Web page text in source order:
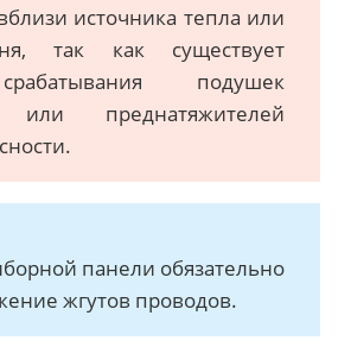
источника тепла или
так как существует
подушек
или преднатяжителей
панели обязательно
жгутов проводов.